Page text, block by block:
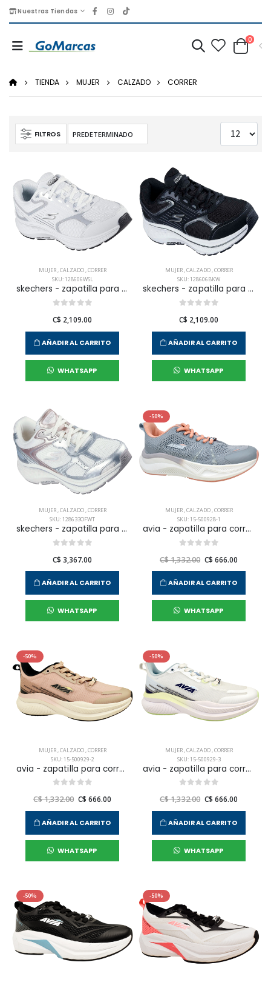
Nuestras Tiendas
0
TIENDA MUJER CALZADO CORRER
FILTROS
MUJER,CALZADO,CORRER
SKU: 128606WSL
skechers - zapatilla para correr go run consistent 2.0 para mujer
C$ 2,109.00
AÑADIR AL CARRITO
WHATSAPP
MUJER,CALZADO,CORRER
SKU: 128606BKW
skechers - zapatilla para correr go run consistent 2.0 para mujer
C$ 2,109.00
AÑADIR AL CARRITO
WHATSAPP
MUJER,CALZADO,CORRER
SKU: 128633OFWT
skechers - zapatilla para correr go run consistent 2.0 para mujer
C$ 3,367.00
AÑADIR AL CARRITO
WHATSAPP
-50%
MUJER,CALZADO,CORRER
SKU: 15-500928-1
avia - zapatilla para correr caroli para mujer
C$ 1,332.00 C$ 666.00
AÑADIR AL CARRITO
WHATSAPP
-50%
MUJER,CALZADO,CORRER
SKU: 15-500929-2
avia - zapatilla para correr spica para mujer
C$ 1,332.00 C$ 666.00
AÑADIR AL CARRITO
WHATSAPP
-50%
MUJER,CALZADO,CORRER
SKU: 15-500929-3
avia - zapatilla para correr spica para mujer
C$ 1,332.00 C$ 666.00
AÑADIR AL CARRITO
WHATSAPP
-50% -50%